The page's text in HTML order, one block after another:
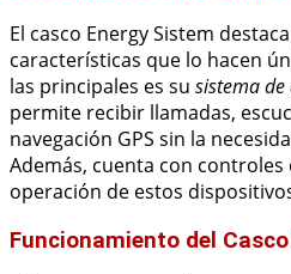
El casco Energy Sistem
características que lo hacen
las principales es su sistema
permite recibir llamadas,
navegación GPS sin la
Además, cuenta con controles
operación de estos
Funcionamiento del